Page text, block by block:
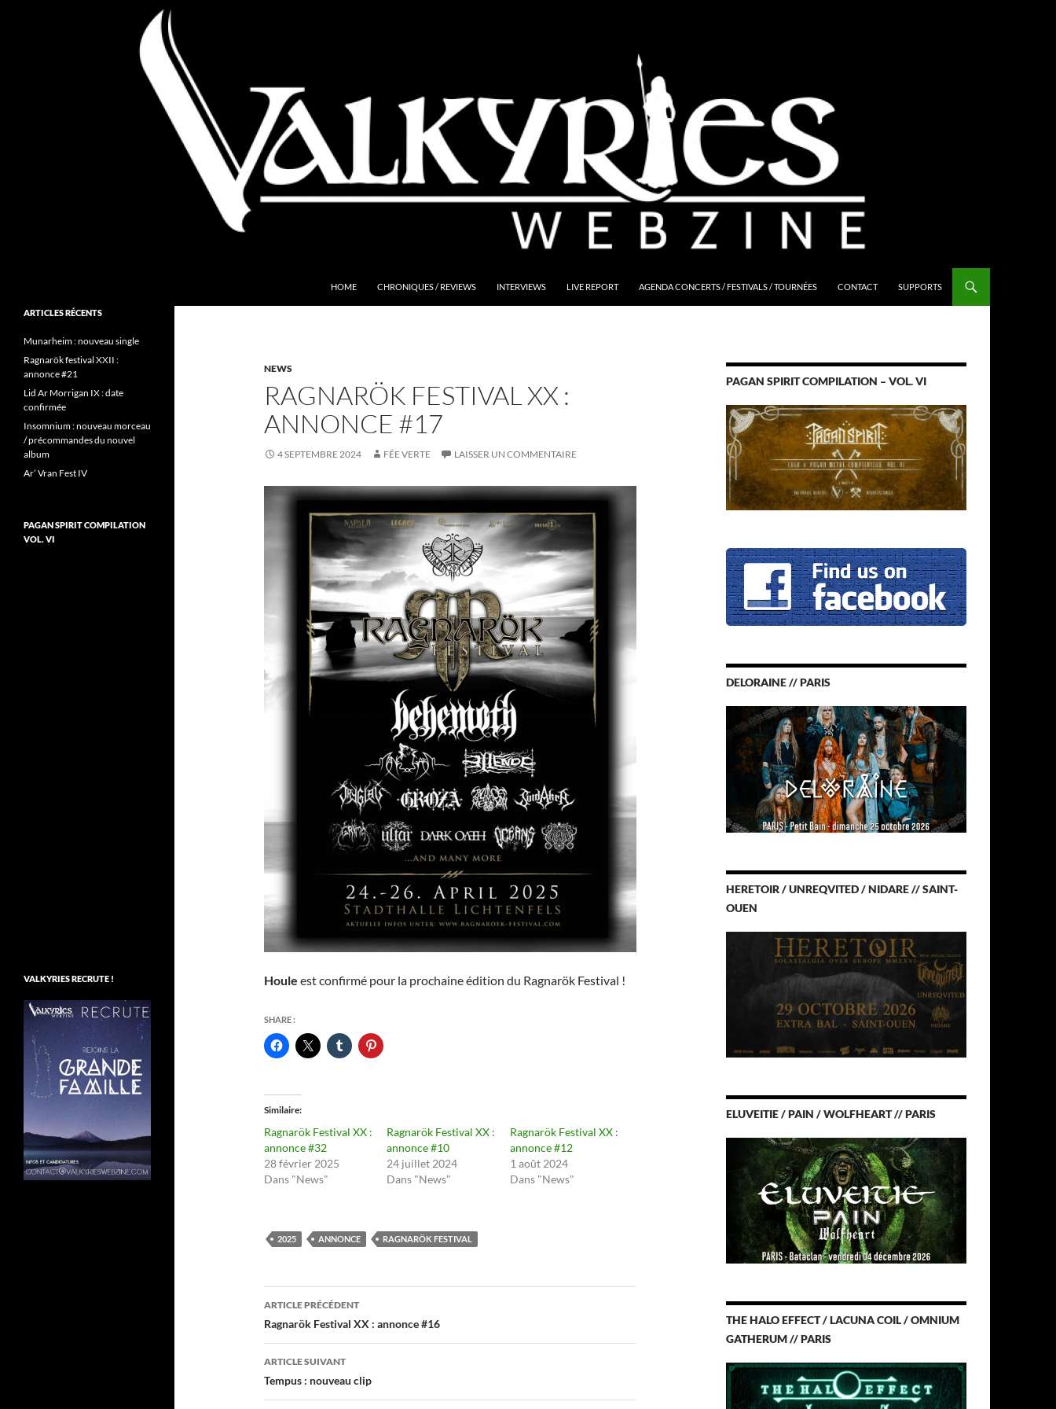
HOME CHRONIQUES / REVIEWS INTERVIEWS LIVE REPORT AGENDA CONCERTS / FESTIVALS / TOURNÉES CONTACT SUPPORTS
NEWS
RAGNARÖK FESTIVAL XX :
ANNONCE #17
4 SEPTEMBRE 2024 FÉE VERTE LAISSER UN COMMENTAIRE
Houle est confirmé pour la prochaine édition du Ragnarök Festival !
SHARE :
Similaire
Ragnarök Festival XX :
annonce #32
28 février 2025
Dans "News"
Ragnarök Festival XX :
annonce #10
24 juillet 2024
Dans "News"
Ragnarök Festival XX :
annonce #12
1 août 2024
Dans "News"
2025 ANNONCE RAGNARÖK FESTIVAL
Navigation
des
articles
ARTICLE PRÉCÉDENT
Ragnarök Festival XX : annonce #16
ARTICLE SUIVANT
Tempus : nouveau clip
PAGAN SPIRIT COMPILATION – VOL. VI
DELORAINE // PARIS
HERETOIR / UNREQVITED / NIDARE // SAINT-
OUEN
ELUVEITIE / PAIN / WOLFHEART // PARIS
THE HALO EFFECT / LACUNA COIL / OMNIUM
GATHERUM // PARIS
Folk Pagan Webzine
ARTICLES RÉCENTS
Munarheim : nouveau single
Ragnarök festival XXII :
annonce #21
Lid Ar Morrigan IX : date
confirmée
Insomnium : nouveau morceau
/ précommandes du nouvel
album
Ar’ Vran Fest IV
PAGAN SPIRIT COMPILATION
VOL. VI
VALKYRIES RECRUTE !